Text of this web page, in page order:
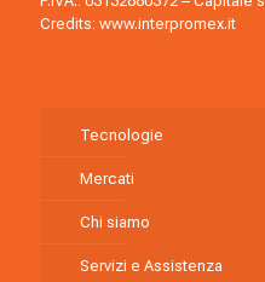
Credits: www.interpromex.it
Tecnologie
Mercati
Chi siamo
Servizi e Assistenza